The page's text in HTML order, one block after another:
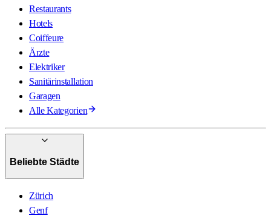
Restaurants
Hotels
Coiffeure
Ärzte
Elektriker
Sanitärinstallation
Garagen
Alle Kategorien
Beliebte Städte
Zürich
Genf